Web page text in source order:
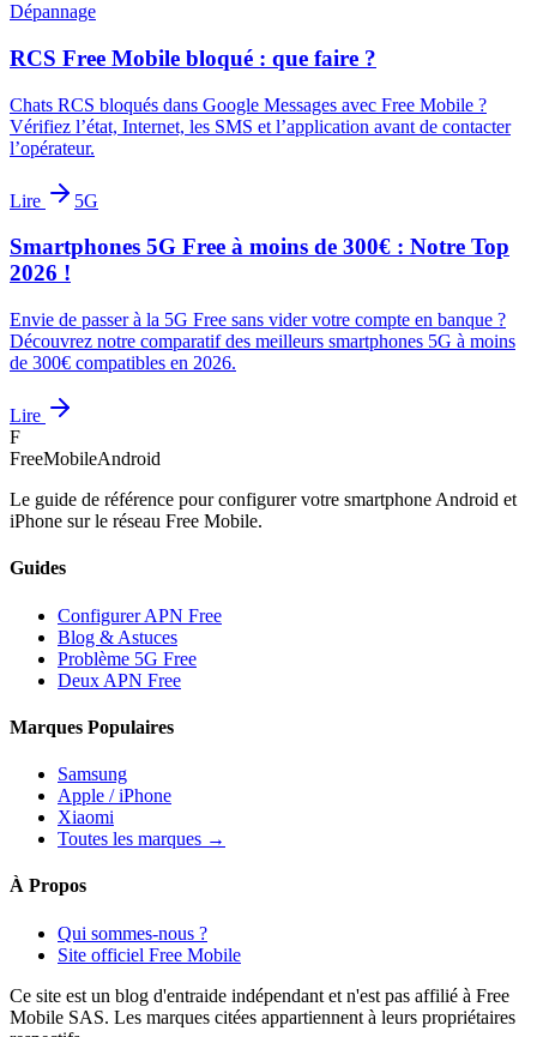
Dépannage
RCS Free Mobile bloqué : que faire ?
Chats RCS bloqués dans Google Messages avec Free Mobile ?
Vérifiez l’état, Internet, les SMS et l’application avant de contacter
l’opérateur.
Lire 5G
Smartphones 5G Free à moins de 300€ : Notre Top
2026 !
Envie de passer à la 5G Free sans vider votre compte en banque ?
Découvrez notre comparatif des meilleurs smartphones 5G à moins
de 300€ compatibles en 2026.
Lire
F
FreeMobileAndroid
Le guide de référence pour configurer votre smartphone Android et
iPhone sur le réseau Free Mobile.
Guides
Configurer APN Free
Blog & Astuces
Problème 5G Free
Deux APN Free
Marques Populaires
Samsung
Apple / iPhone
Xiaomi
Toutes les marques →
À Propos
Qui sommes-nous ?
Site officiel Free Mobile
Ce site est un blog d'entraide indépendant et n'est pas affilié à Free
Mobile SAS. Les marques citées appartiennent à leurs propriétaires